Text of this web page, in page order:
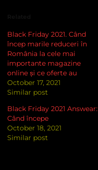
Black Friday 2021. Când
încep marile reduceri în
România la cele mai
importante magazine
online și ce oferte au
October 17, 2021
Similar post
Black Friday 2021 Answear:
Când începe
October 18, 2021
Similar post